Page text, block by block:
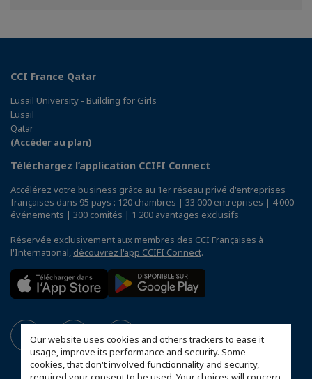
Our website uses cookies and others trackers to ease it
usage, improve its performance and security. Some
cookies, that don't involved functionnality and security,
CCI France Qatar
Lusail University - Building for Girls
Lusail
Qatar
(Accéder au plan)
Téléchargez l’application CCIFI Connect
Accélérez votre business grâce au 1er réseau privé d'entreprises
françaises dans 95 pays : 120 chambres | 33 000 entreprises | 4 000
événements | 300 comités | 1 200 avantages exclusifs
Réservée exclusivement aux membres des CCI Françaises à
l'International, découvrez l'app CCIFI Connect.